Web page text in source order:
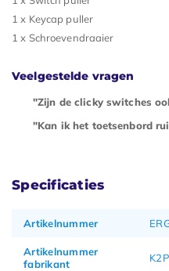
1 x Keycap puller
1 x Schroevendraaier
Veelgestelde vragen
"Zijn de clicky switches
"Kan ik het toetsenbord
Specificaties
Artikelnummer
Artikelnummer
fabrikant